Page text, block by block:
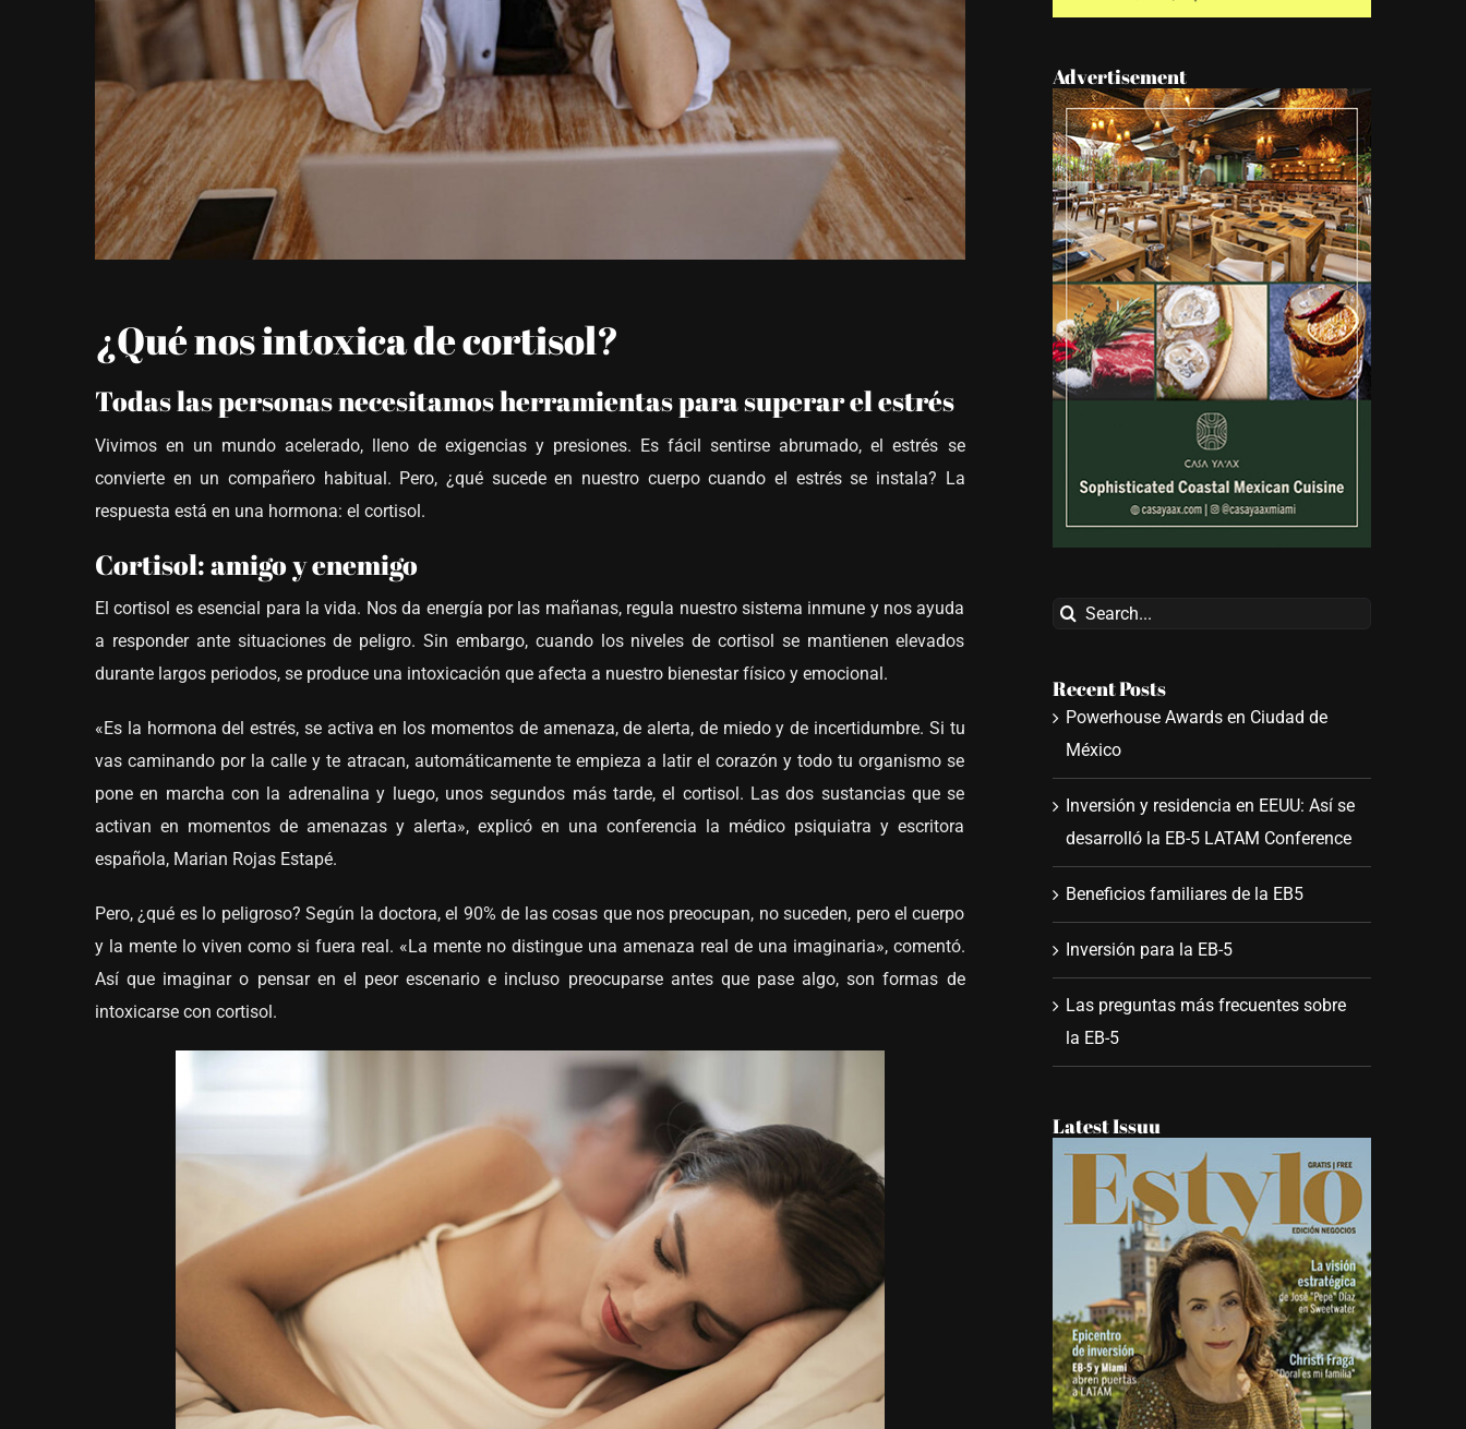
¿Qué nos intoxica de cortisol?
Todas las personas necesitamos herramientas para superar el estrés
Vivimos en un mundo acelerado, lleno de exigencias y presiones. Es fácil sentirse abrumado, el estrés se
convierte en un compañero habitual. Pero, ¿qué sucede en nuestro cuerpo cuando el estrés se instala? La
respuesta está en una hormona: el cortisol.
Cortisol: amigo y enemigo
El cortisol es esencial para la vida. Nos da energía por las mañanas, regula nuestro sistema inmune y nos ayuda
a responder ante situaciones de peligro. Sin embargo, cuando los niveles de cortisol se mantienen elevados
durante largos periodos, se produce una intoxicación que afecta a nuestro bienestar físico y emocional.
«Es la hormona del estrés, se activa en los momentos de amenaza, de alerta, de miedo y de incertidumbre. Si tu
vas caminando por la calle y te atracan, automáticamente te empieza a latir el corazón y todo tu organismo se
pone en marcha con la adrenalina y luego, unos segundos más tarde, el cortisol. Las dos sustancias que se
activan en momentos de amenazas y alerta», explicó en una conferencia la médico psiquiatra y escritora
española, Marian Rojas Estapé.
Pero, ¿qué es lo peligroso? Según la doctora, el 90% de las cosas que nos preocupan, no suceden, pero el cuerpo
y la mente lo viven como si fuera real. «La mente no distingue una amenaza real de una imaginaria», comentó.
Así que imaginar o pensar en el peor escenario e incluso preocuparse antes que pase algo, son formas de
intoxicarse con cortisol.
Advertisement
Search
Recent Posts
Powerhouse Awards en Ciudad de
México
Inversión y residencia en EEUU: Así se
desarrolló la EB-5 LATAM Conference
Beneficios familiares de la EB5
Inversión para la EB-5
Las preguntas más frecuentes sobre
la EB-5
Latest Issuu